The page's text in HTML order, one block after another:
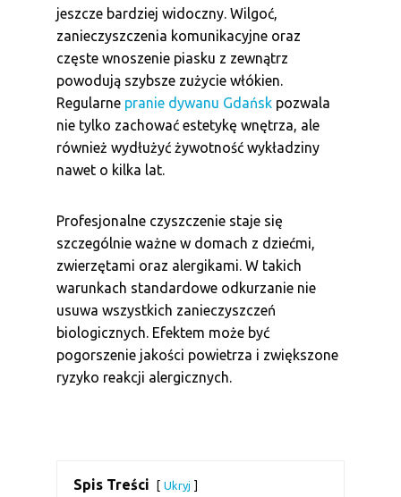
jeszcze bardziej widoczny. Wilgoć,
zanieczyszczenia komunikacyjne oraz
częste wnoszenie piasku z zewnątrz
powodują szybsze zużycie włókien.
Regularne pranie dywanu Gdańskpozwala
nie tylko zachować estetykę wnętrza, ale
również wydłużyć żywotność wykładziny
nawet o kilka lat.
Profesjonalne czyszczenie staje się
szczególnie ważne w domach z dziećmi,
zwierzętami oraz alergikami. W takich
warunkach standardowe odkurzanie nie
usuwa wszystkich zanieczyszczeń
biologicznych. Efektem może być
pogorszenie jakości powietrza i zwiększone
ryzyko reakcji alergicznych.
Spis Treści Ukryj